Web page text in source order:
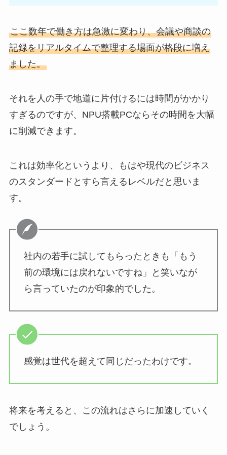
ここ数年で働き方は急激に変わり、会議や商談の
記録をリアルタイムで整理する場面が格段に増え
ました。
それを人の手で地道に片付けるには時間がかかり
すぎるのですが、NPU搭載PCならその時間を大幅
に削減できます。
これは効率化というより、もはや現代のビジネス
のスタンダードとすら言えるレベルだと思いま
す。
社内の若手に試してもらったときも「もう
前の環境には戻れないですね」と笑いなが
ら言っていたのが印象的でした。
感覚は世代を超えて同じだったわけです。
将来を考えると、この流れはさらに加速していく
でしょう。